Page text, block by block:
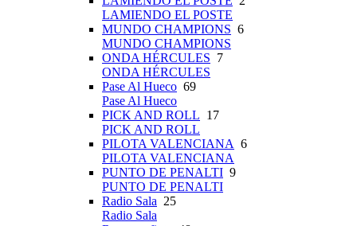
LAMIENDO EL POSTE
MUNDO CHAMPIONS 6
MUNDO CHAMPIONS
ONDA HÉRCULES 7
ONDA HÉRCULES
Pase Al Hueco 69
Pase Al Hueco
PICK AND ROLL 17
PICK AND ROLL
PILOTA VALENCIANA 6
PILOTA VALENCIANA
PUNTO DE PENALTI 9
PUNTO DE PENALTI
Radio Sala 25
Radio Sala